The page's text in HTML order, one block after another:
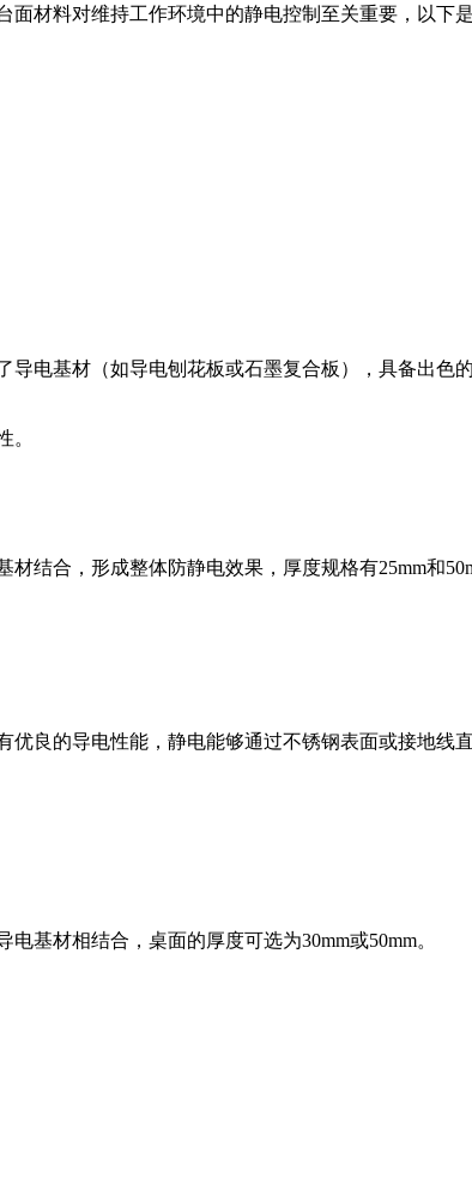
材料对维持工作环境中的静电控制至关重要，以下
电基材（如导电刨花板或石墨复合板），具备出色
。
结合，形成整体防静电效果，厚度规格有25mm和
良的导电性能，静电能够通过不锈钢表面或接地线
基材相结合，桌面的厚度可选为30mm或50mm。